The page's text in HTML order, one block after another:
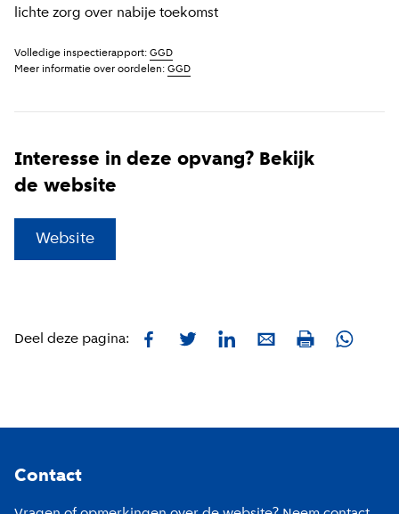
lichte zorg over nabije toekomst
Volledige inspectierapport: GGD
Meer informatie over oordelen: GGD
Interesse in deze opvang? Bekijk
de website
Website
Deel deze pagina: FacebookTwitterLinkedInE-mailPrint
Contact